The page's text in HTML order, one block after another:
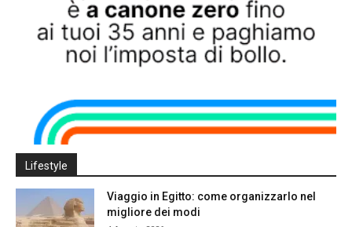
Lifestyle
Viaggio in Egitto: come organizzarlo nel
migliore dei modi